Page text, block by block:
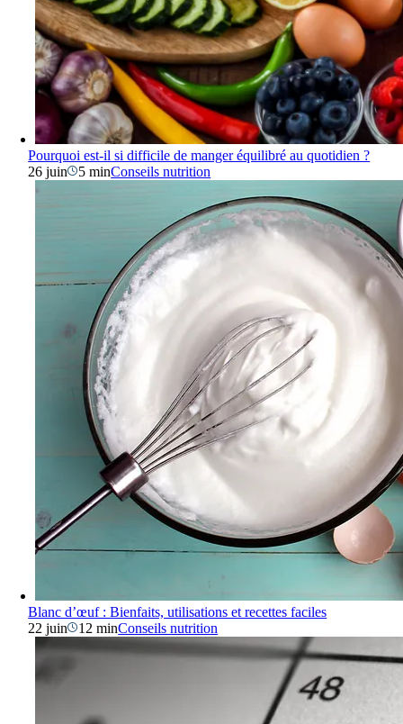
Pourquoi est-il si difficile de manger équilibré au quotidien ?
26 juin
5 minConseils nutrition
Blanc d’œuf : Bienfaits, utilisations et recettes faciles
22 juin
12 minConseils nutrition